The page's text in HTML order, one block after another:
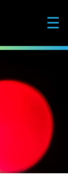
☰